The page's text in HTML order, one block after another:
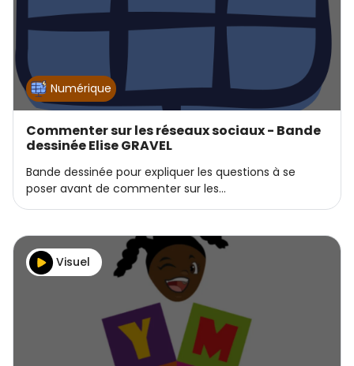
Numérique
Commenter sur les réseaux sociaux - Bande
dessinée Elise GRAVEL
Bande dessinée pour expliquer les questions à se
poser avant de commenter sur les…
Visuel